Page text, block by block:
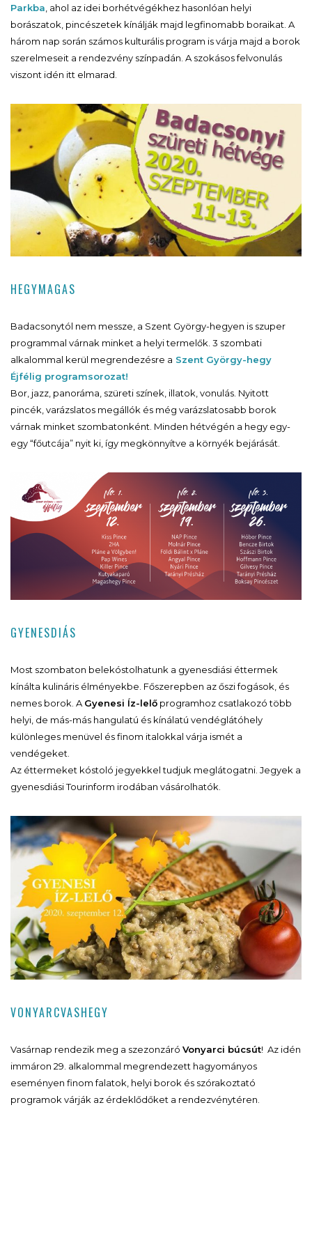
Parkba, ahol az idei borhétvégékhez hasonlóan helyi
borászatok, pincészetek kínálják majd legfinomabb boraikat. A
három nap során számos kulturális program is várja majd a borok
szerelmeseit a rendezvény színpadán. A szokásos felvonulás
viszont idén itt elmarad.
HEGYMAGAS
Badacsonytól nem messze, a Szent György-hegyen is szuper
programmal várnak minket a helyi termelők. 3 szombati
alkalommal kerül megrendezésre a Szent György-hegy
Éjfélig programsorozat!
Bor, jazz, panoráma, szüreti színek, illatok, vonulás. Nyitott
pincék, varázslatos megállók és még varázslatosabb borok
várnak minket szombatonként. Minden hétvégén a hegy egy-
egy “főutcája” nyit ki, így megkönnyítve a környék bejárását.
GYENESDIÁS
Most szombaton belekóstolhatunk a gyenesdiási éttermek
kínálta kulináris élményekbe. Főszerepben az őszi fogások, és
nemes borok. AGyenesi Íz-lelő programhoz csatlakozó több
helyi, de más-más hangulatú és kínálatú vendéglátóhely
különleges menüvel és finom italokkal várja ismét a
vendégeket.
Az éttermeket kóstoló jegyekkel tudjuk meglátogatni. Jegyek a
gyenesdiási Tourinform irodában vásárolhatók.
VONYARCVASHEGY
Vasárnap rendezik meg a szezonzáró Vonyarci búcsút! Az idén
immáron 29. alkalommal megrendezett hagyományos
eseményen finom falatok, helyi borok és szórakoztató
programok várják az érdeklődőket a rendezvénytéren.